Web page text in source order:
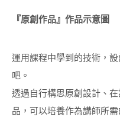
『原創作品』 作品示意圖
運用課程中學到的技術，
吧。
透過自行構思原創設計、
品，可以培養作為講師所